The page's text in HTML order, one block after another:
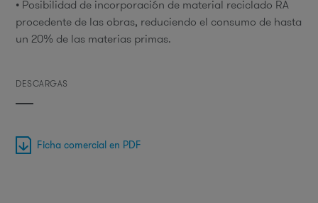
• Posibilidad de incorporación de material reciclado RA
procedente de las obras, reduciendo el consumo de hasta
un 20% de las materias primas.
DESCARGAS
Ficha comercial en PDF